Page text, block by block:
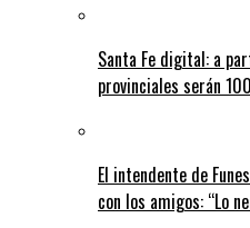
Santa Fe digital: a
provinciales serán
El intendente de
con los amigos: “Lo